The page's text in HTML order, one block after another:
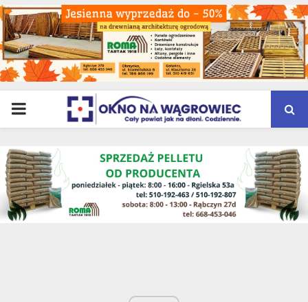
PRIMARY
MENU